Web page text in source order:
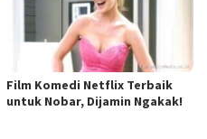
Film Komedi Netflix Terbaik
untuk Nobar, Dijamin Ngakak!